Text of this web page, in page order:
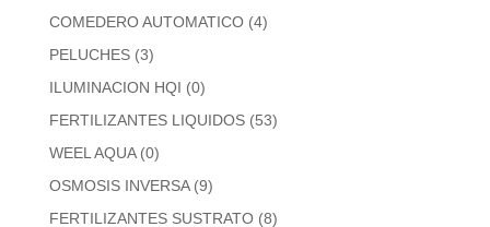
COMEDERO AUTOMATICO (4)
PELUCHES (3)
ILUMINACION HQI (0)
FERTILIZANTES LIQUIDOS (53)
WEEL AQUA (0)
OSMOSIS INVERSA (9)
FERTILIZANTES SUSTRATO (8)